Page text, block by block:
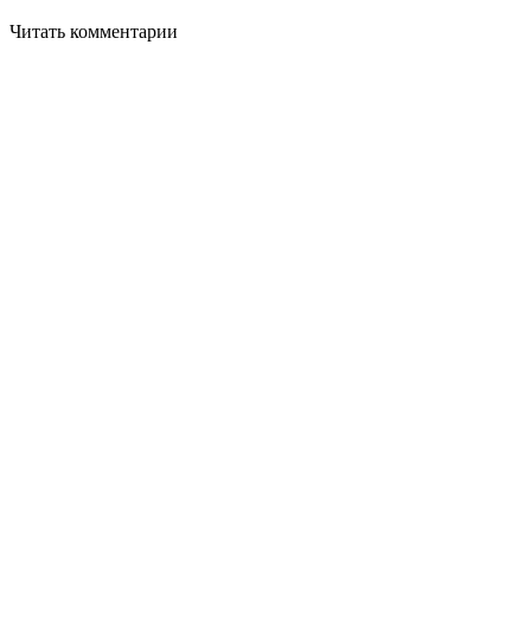
Читать комментарии